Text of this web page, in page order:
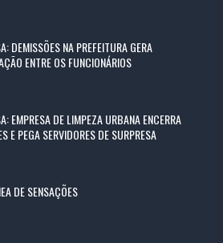
DEMISSÕES NA PREFEITURA GERA
ENTRE OS FUNCIONÁRIOS
EMPRESA DE LIMPEZA URBANA ENCERRA
E PEGA SERVIDORES DE SURPRESA
DE SENSAÇÕES